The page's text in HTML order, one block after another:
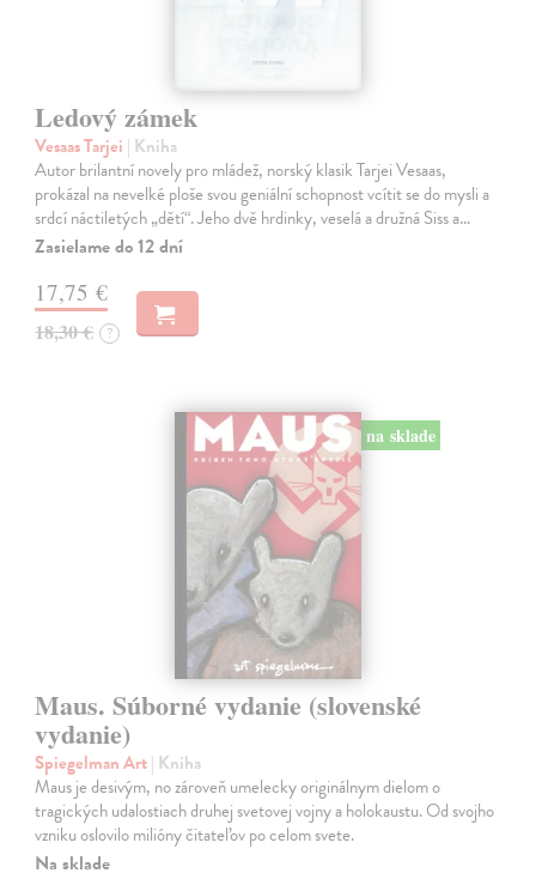
Ledový zámek
Vesaas Tarjei | Kniha
Autor brilantní novely pro mládež, norský klasik Tarjei Vesaas,
prokázal na nevelké ploše svou geniální schopnost vcítit se do mysli a
srdcí náctiletých „dětí“. Jeho dvě hrdinky, veselá a družná Siss a…
Zasielame do 12 dní
17,75 €
18,30 € ?
na sklade
Maus. Súborné vydanie (slovenské
vydanie)
Spiegelman Art| Kniha
Maus je desivým, no zároveň umelecky originálnym dielom o
tragických udalostiach druhej svetovej vojny a holokaustu. Od svojho
vzniku oslovilo milióny čitateľov po celom svete.
Na sklade